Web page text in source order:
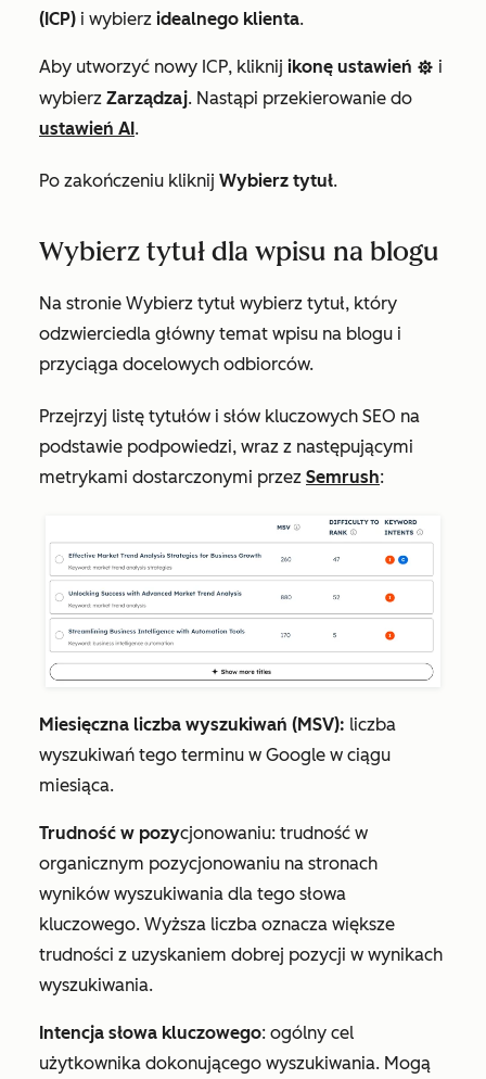
(ICP) i wybierz idealnego klienta.
Aby utworzyć nowy ICP, kliknij ikonę ustawień settingsIcon i
wybierz Zarządzaj. Nastąpi przekierowanie do
ustawień AI.
Po zakończeniu kliknij Wybierz tytuł.
Wybierz tytuł dla wpisu na blogu
Na stronie Wybierz tytuł wybierz tytuł, który
odzwierciedla główny temat wpisu na blogu i
przyciąga docelowych odbiorców.
Przejrzyj listę tytułów i słów kluczowych SEO na
podstawie podpowiedzi, wraz z następującymi
metrykami dostarczonymi przez Semrush:
Miesięczna liczba wyszukiwań (MSV): liczba
wyszukiwań tego terminu w Google w ciągu
miesiąca.
Trudność w pozycjonowaniu: trudność w
organicznym pozycjonowaniu na stronach
wyników wyszukiwania dla tego słowa
kluczowego. Wyższa liczba oznacza większe
trudności z uzyskaniem dobrej pozycji w wynikach
wyszukiwania.
Intencja słowa kluczowego: ogólny cel
użytkownika dokonującego wyszukiwania. Mogą